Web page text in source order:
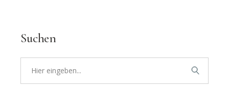
Suchen
Search
for: